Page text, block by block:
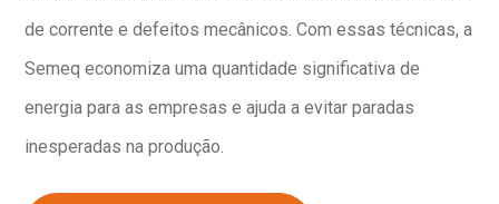
de corrente e defeitos mecânicos. Com essas técnicas, a
Semeq economiza uma quantidade significativa de
energia para as empresas e ajuda a evitar paradas
inesperadas na produção.